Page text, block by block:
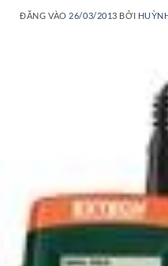
ĐĂNG VÀO 26/03/2013 BỞI